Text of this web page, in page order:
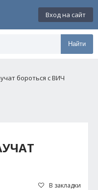
Вход на сайт
Найти
бороться с ВИЧ
В закладки